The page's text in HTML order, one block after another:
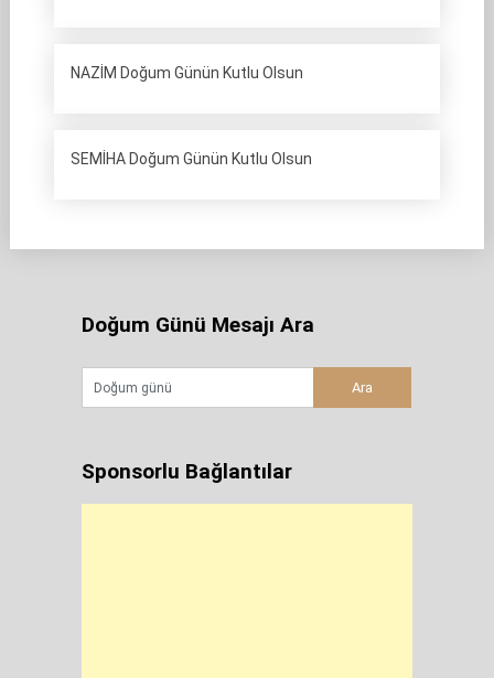
NAZİM Doğum Günün Kutlu Olsun
SEMİHA Doğum Günün Kutlu Olsun
Doğum Günü Mesajı Ara
Sponsorlu Bağlantılar